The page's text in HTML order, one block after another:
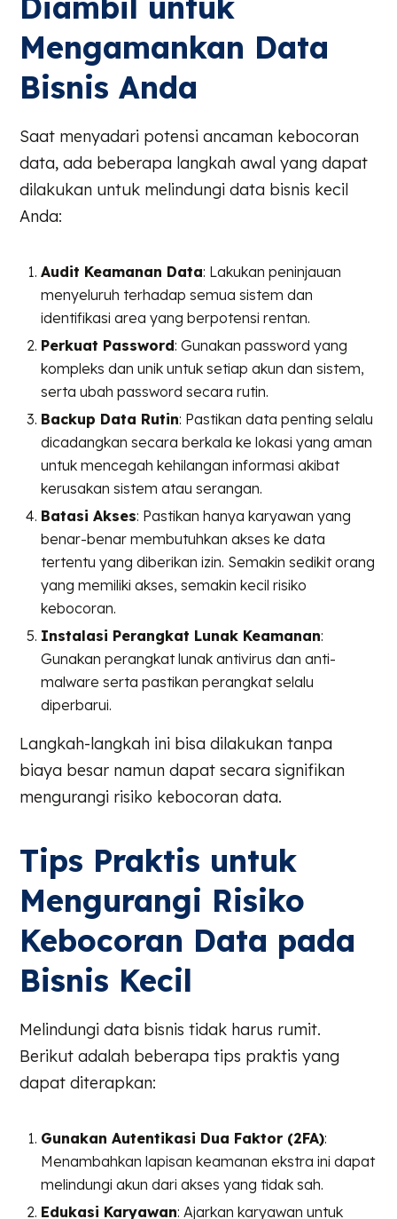
Diambil untuk
Mengamankan Data
Bisnis Anda
Saat menyadari potensi ancaman kebocoran
data, ada beberapa langkah awal yang dapat
dilakukan untuk melindungi data bisnis kecil
Anda:
Audit Keamanan Data: Lakukan peninjauan
menyeluruh terhadap semua sistem dan
identifikasi area yang berpotensi rentan.
Perkuat Password: Gunakan password yang
kompleks dan unik untuk setiap akun dan sistem,
serta ubah password secara rutin.
Backup Data Rutin: Pastikan data penting selalu
dicadangkan secara berkala ke lokasi yang aman
untuk mencegah kehilangan informasi akibat
kerusakan sistem atau serangan.
Batasi Akses: Pastikan hanya karyawan yang
benar-benar membutuhkan akses ke data
tertentu yang diberikan izin. Semakin sedikit orang
yang memiliki akses, semakin kecil risiko
kebocoran.
Instalasi Perangkat Lunak Keamanan:
Gunakan perangkat lunak antivirus dan anti-
malware serta pastikan perangkat selalu
diperbarui.
Langkah-langkah ini bisa dilakukan tanpa
biaya besar namun dapat secara signifikan
mengurangi risiko kebocoran data.
Tips Praktis untuk
Mengurangi Risiko
Kebocoran Data pada
Bisnis Kecil
Melindungi data bisnis tidak harus rumit.
Berikut adalah beberapa tips praktis yang
dapat diterapkan:
Gunakan Autentikasi Dua Faktor (2FA):
Menambahkan lapisan keamanan ekstra ini dapat
melindungi akun dari akses yang tidak sah.
Edukasi Karyawan: Ajarkan karyawan untuk